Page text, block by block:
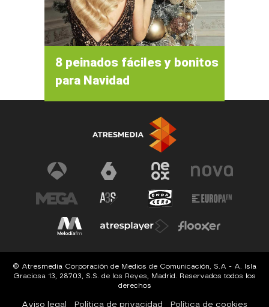
8 peinados fáciles y bonitos
para Navidad
© Atresmedia Corporación de Medios de Comunicación, S.A - A. Isla
Graciosa 13, 28703, S.S. de los Reyes, Madrid. Reservados todos los
derechos
Aviso legal Política de privacidad Política de cookies